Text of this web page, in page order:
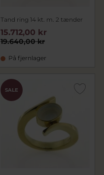
Tand ring 14 kt. m. 2 tænder
19.640,00 kr
15.712,00 kr
På fjernlager
SALE